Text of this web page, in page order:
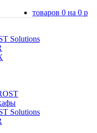
товаров 0 на 0 p
Solutions
Solutions